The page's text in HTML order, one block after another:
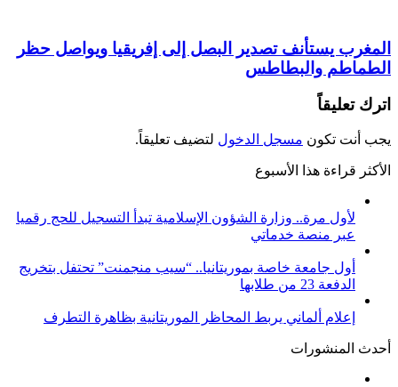
المغرب يستأنف تصدير البصل إلى إفريقيا ويواصل حظر
الطماطم والبطاطس
اترك تعليقاً
يجب أنت تكون مسجل الدخول لتضيف تعليقاً.
الأكثر قراءة هذا الأسبوع
لأول مرة.. وزارة الشؤون الإسلامية تبدأ التسجيل للحج رقميا
عبر منصة خدماتي
أول جامعة خاصة بموريتانيا.. “سيب منجمنت” تحتفل بتخريج
الدفعة 23 من طلابها
إعلام ألماني يربط المحاظر الموريتانية بظاهرة التطرف
أحدث المنشورات